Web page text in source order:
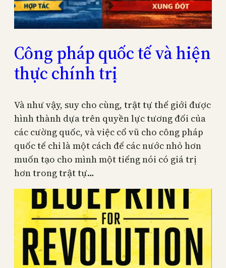
Công pháp quốc tế và hiện
thực chính trị
Và như vậy, suy cho cùng, trật tự thế giới được
hình thành dựa trên quyền lực tương đối của
các cường quốc, và việc cổ vũ cho công pháp
quốc tế chỉ là một cách để các nước nhỏ hơn
muốn tạo cho mình một tiếng nói có giá trị
hơn trong trật tự…